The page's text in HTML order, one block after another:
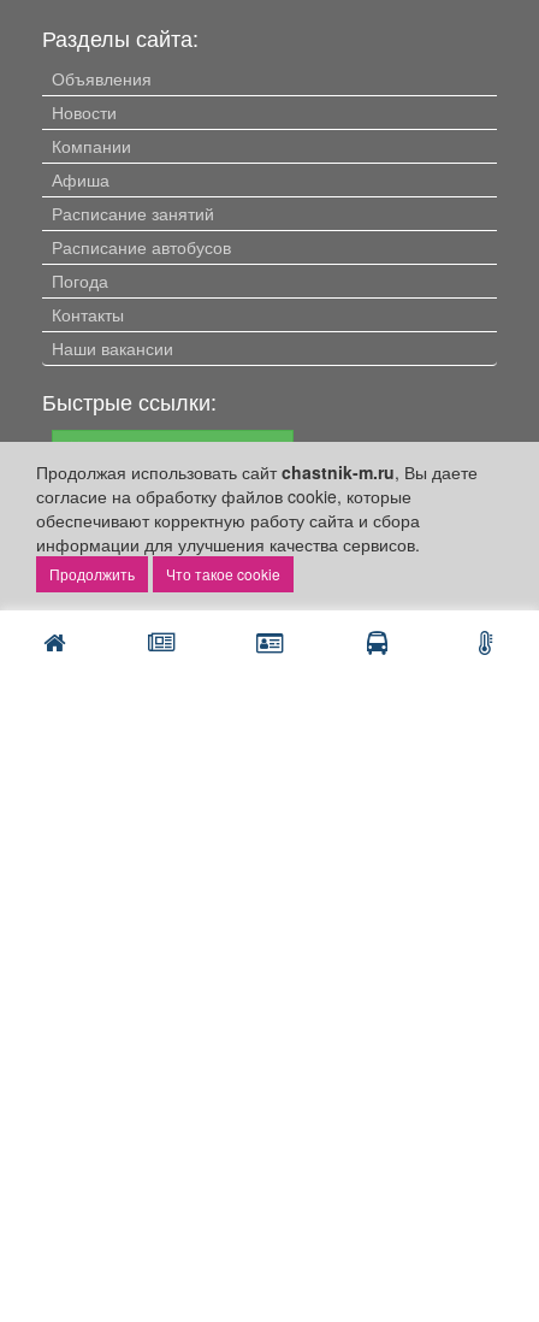
Продолжая использовать сайтchastnik-m.ru, Вы даете
согласие на обработку файлов cookie, которые
обеспечивают корректную работу сайта и сбора
информации для улучшения качества сервисов.
Что такое cookie
Разделы сайта:
Объявления
Новости
Компании
Афиша
Расписание занятий
Расписание автобусов
Погода
Контакты
Наши вакансии
Быстрые ссылки:
Установить приложение
Личный кабинет
Подать объявление
Подать объявление в газету
Поздравить
Скачать газету "Частник-М"